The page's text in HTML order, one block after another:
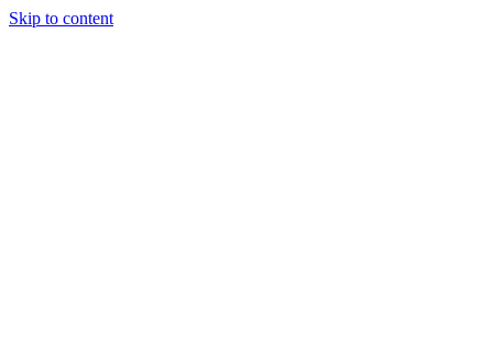
Skip to content